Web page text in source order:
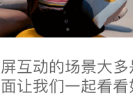
动的场景大多
让我们一起看